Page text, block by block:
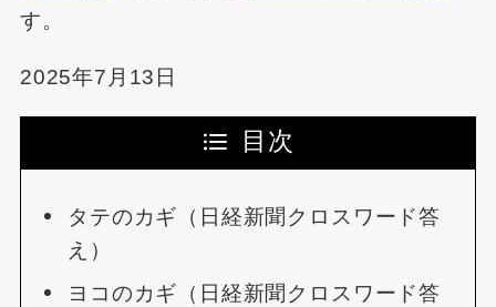
す。
2025年7月13日
目次
タテのカギ（日経新聞クロスワード答
え）
ヨコのカギ（日経新聞クロスワード答